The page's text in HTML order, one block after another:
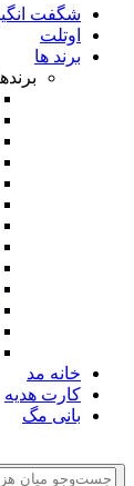
شگفت
اوتلت
برند ها
خانه مد
کارت هدیه
بانی مگ